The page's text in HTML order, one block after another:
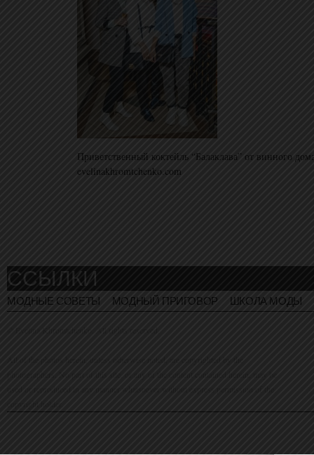
Приветственный коктейль “Балаклава” от винного
evelinakhromtchenko.com
ССЫЛКИ
МОДНЫЕ СОВЕТЫ МОДНЫЙ ПРИГОВОР ШКОЛА МОДЫ